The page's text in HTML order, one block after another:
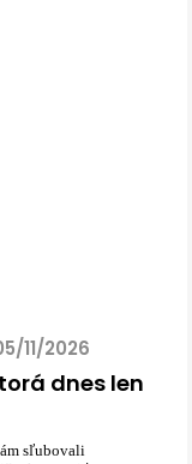
11/2026
dnes len
sľubovali